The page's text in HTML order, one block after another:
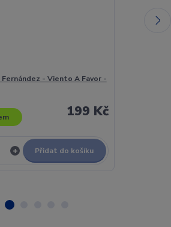
- Viento A Favor -
199 Kč
Přidat do košíku